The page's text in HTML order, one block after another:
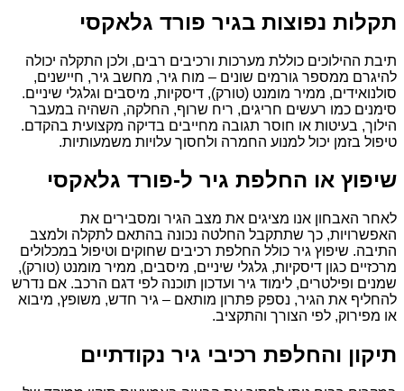
תקלות נפוצות בגיר פורד גלאקסי
תיבת ההילוכים כוללת מערכות ורכיבים רבים, ולכן התקלה יכולה
להיגרם ממספר גורמים שונים – מוח גיר, מחשב גיר, חיישנים,
סולנואידים, ממיר מומנט (טורק), דיסקיות, מיסבים וגלגלי שיניים.
סימנים כמו רעשים חריגים, ריח שרוף, החלקה, השהיה במעבר
הילוך, בעיטות או חוסר תגובה מחייבים בדיקה מקצועית בהקדם.
טיפול בזמן יכול למנוע החמרה ולחסוך עלויות משמעותיות.
שיפוץ או החלפת גיר ל-פורד גלאקסי
לאחר האבחון אנו מציגים את מצב הגיר ומסבירים את
האפשרויות, כך שתתקבל החלטה נכונה בהתאם לתקלה ולמצב
התיבה. שיפוץ גיר כולל החלפת רכיבים שחוקים וטיפול במכלולים
מרכזיים כגון דיסקיות, גלגלי שיניים, מיסבים, ממיר מומנט (טורק),
שמנים ופילטרים, לימוד גיר ועדכון תוכנה לפי דגם הרכב. אם נדרש
להחליף את הגיר, נספק פתרון מותאם – גיר חדש, משופץ, מיבוא
או מפירוק, לפי הצורך והתקציב.
תיקון והחלפת רכיבי גיר נקודתיים